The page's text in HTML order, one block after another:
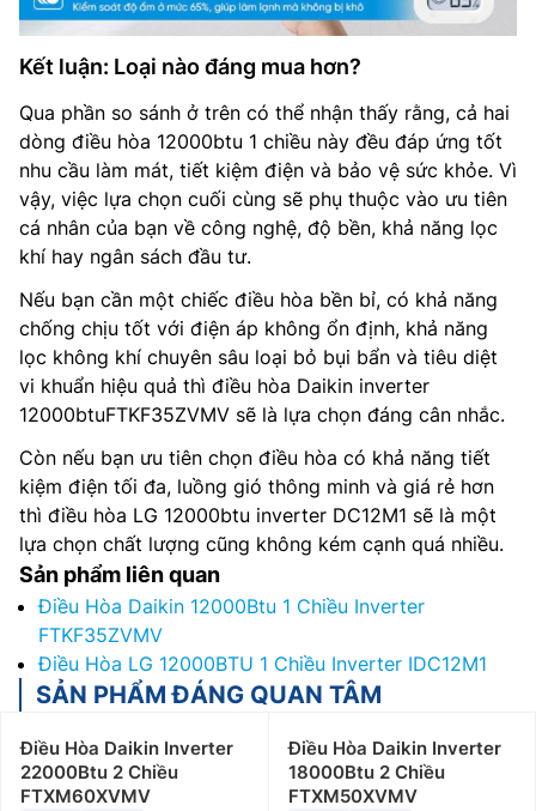
Kết luận: Loại nào đáng mua hơn?
Qua phần so sánh ở trên có thể nhận thấy rằng, cả hai
dòng điều hòa 12000btu 1 chiều này đều đáp ứng tốt
nhu cầu làm mát, tiết kiệm điện và bảo vệ sức khỏe. Vì
vậy, việc lựa chọn cuối cùng sẽ phụ thuộc vào ưu tiên
cá nhân của bạn về công nghệ, độ bền, khả năng lọc
khí hay ngân sách đầu tư.
Nếu bạn cần một chiếc điều hòa bền bỉ, có khả năng
chống chịu tốt với điện áp không ổn định, khả năng
lọc không khí chuyên sâu loại bỏ bụi bẩn và tiêu diệt
vi khuẩn hiệu quả thì điều hòa Daikin inverter
12000btuFTKF35ZVMV sẽ là lựa chọn đáng cân nhắc.
Còn nếu bạn ưu tiên chọn điều hòa có khả năng tiết
kiệm điện tối đa, luồng gió thông minh và giá rẻ hơn
thì điều hòa LG 12000btu inverter DC12M1 sẽ là một
lựa chọn chất lượng cũng không kém cạnh quá nhiều.
Sản phẩm liên quan
Điều Hòa Daikin 12000Btu 1 Chiều Inverter
FTKF35ZVMV
Điều Hòa LG 12000BTU 1 Chiều Inverter IDC12M1
SẢN PHẨM ĐÁNG QUAN TÂM
Điều Hòa Daikin Inverter
22000Btu 2 Chiều
FTXM60XVMV
Điều Hòa Daikin Inverter
18000Btu 2 Chiều
FTXM50XVMV